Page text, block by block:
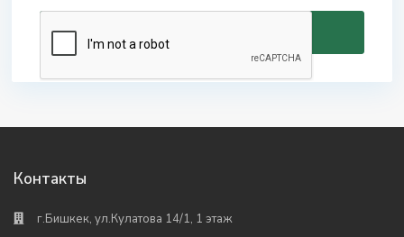
Контакты
г.Бишкек, ул.Кулатова 14/1, 1 этаж